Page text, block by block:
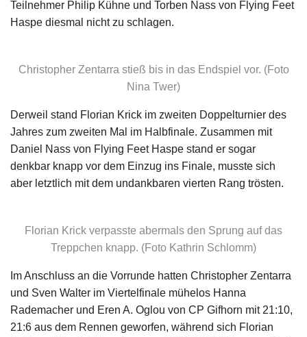
Teilnehmer Philip Kühne und Torben Nass von Flying Feet
Haspe diesmal nicht zu schlagen.
Christopher Zentarra stieß bis in das Endspiel vor. (Foto
Nina Twer)
Derweil stand Florian Krick im zweiten Doppelturnier des
Jahres zum zweiten Mal im Halbfinale. Zusammen mit
Daniel Nass von Flying Feet Haspe stand er sogar
denkbar knapp vor dem Einzug ins Finale, musste sich
aber letztlich mit dem undankbaren vierten Rang trösten.
Florian Krick verpasste abermals den Sprung auf das
Treppchen knapp. (Foto Kathrin Schlomm)
Im Anschluss an die Vorrunde hatten Christopher Zentarra
und Sven Walter im Viertelfinale mühelos Hanna
Rademacher und Eren A. Oglou von CP Gifhorn mit 21:10,
21:6 aus dem Rennen geworfen, während sich Florian